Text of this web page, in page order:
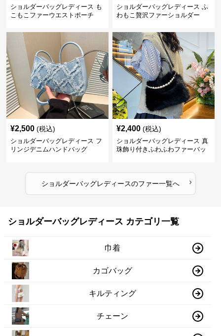
ショルダーバッグレディース も
こもこファーウエストポーチ
ショルダーバッグレディース ふ
わもこ贅沢ファーショルダー
¥2,500 (税込)
ショルダーバッグレディース フ
リンジデニムハンドバッグ
¥2,400 (税込)
ショルダーバッグレディース 真
珠飾り付きふわふわファーバッ
ショルダーバッグレディースのファー一覧へ ›
ショルダーバッグレディース カテゴリ一覧
巾着
カゴバッグ
キルティング
チェーン